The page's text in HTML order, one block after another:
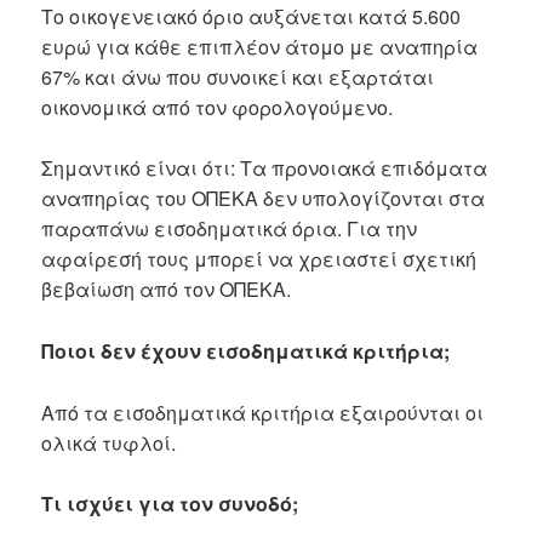
Το οικογενειακό όριο αυξάνεται κατά 5.600
ευρώ για κάθε επιπλέον άτομο με αναπηρία
67% και άνω που συνοικεί και εξαρτάται
οικονομικά από τον φορολογούμενο.
Σημαντικό είναι ότι:Τα προνοιακά επιδόματα
αναπηρίας του ΟΠΕΚΑ δεν υπολογίζονται στα
παραπάνω εισοδηματικά όρια. Για την
αφαίρεσή τους μπορεί να χρειαστεί σχετική
βεβαίωση από τον ΟΠΕΚΑ.
Ποιοι δεν έχουν εισοδηματικά κριτήρια;
Από τα εισοδηματικά κριτήρια εξαιρούνται οι
ολικά τυφλοί.
Τι ισχύει για τον συνοδό;